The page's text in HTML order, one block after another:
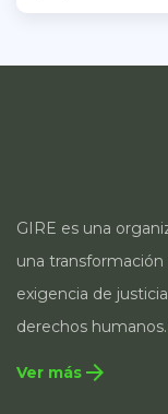
GIRE es una
una
exigencia de
derechos
integral que
Ver más arrow_forward